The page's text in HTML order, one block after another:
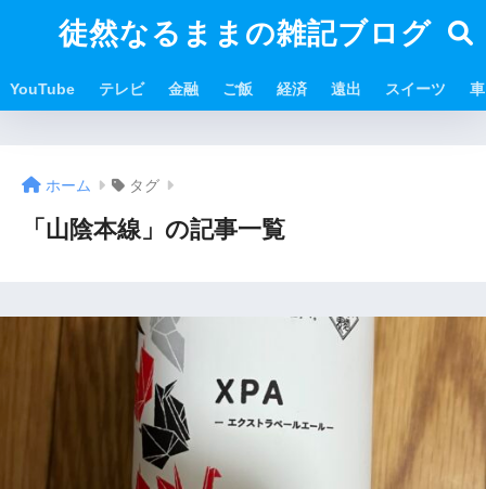
徒然なるままの雑記ブログ
YouTube テレビ 金融 ご飯 経済 遠出 スイーツ 車
ホーム タグ
「山陰本線」の記事一覧